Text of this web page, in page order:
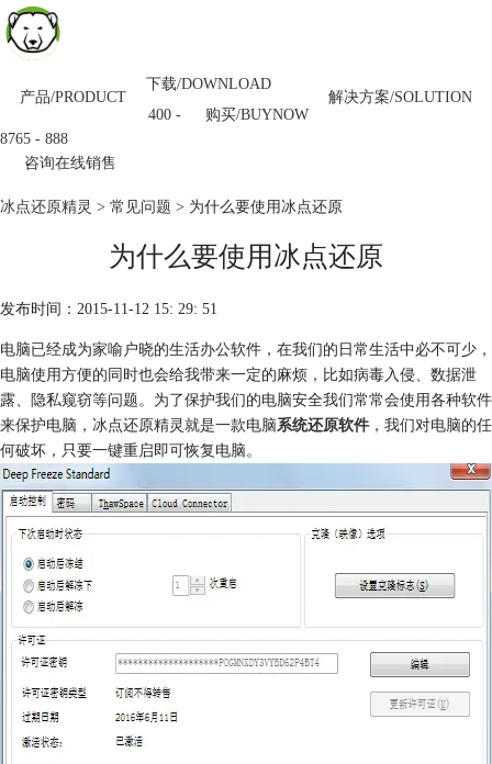
产品/PRODUCT 解决方案/SOLUTION
下载/DOWNLOAD
购买/BUYNOW
400 -
8765 - 888
咨询在线销售
冰点还原精灵 > 常见问题 > 为什么要使用冰点还原
为什么要使用冰点还原
发布时间：2015-11-12 15: 29: 51
电脑已经成为家喻户晓的生活办公软件，在我们的日常生活中必不可少，
电脑使用方便的同时也会给我带来一定的麻烦，比如病毒入侵、数据泄
露、隐私窥窃等问题。为了保护我们的电脑安全我们常常会使用各种软件
来保护电脑，冰点还原精灵就是一款电脑系统还原软件，我们对电脑的任
何破坏，只要一键重启即可恢复电脑。